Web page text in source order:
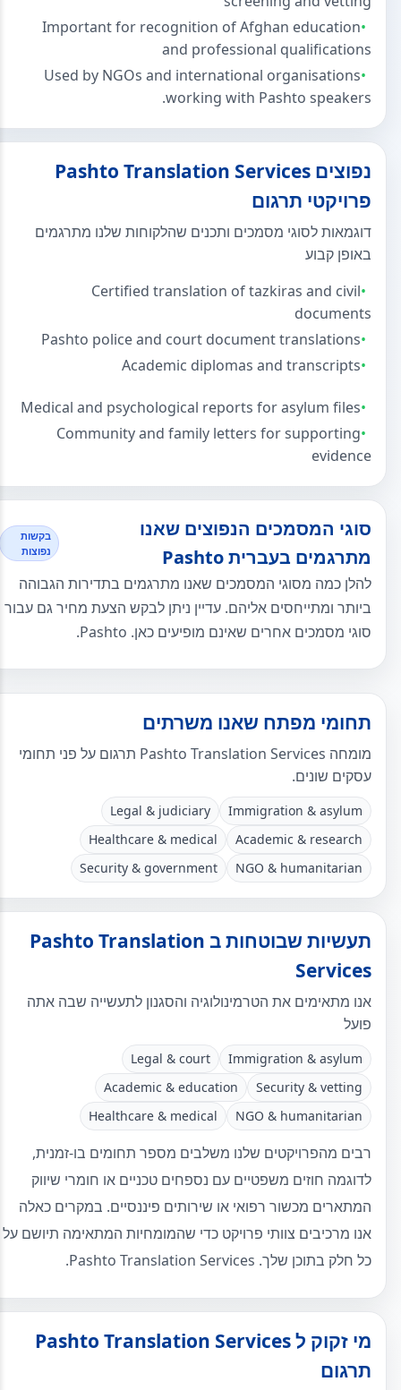
Important for recognition of Afghan education
and professional qualifications
Used by NGOs and international organisations
working with Pashto speakers.
נפוצים Pashto Translation Services
פרויקטי תרגום
דוגמאות לסוגי מסמכים ותכנים שהלקוחות שלנו מתרגמים
באופן קבוע
Certified translation of tazkiras and civil
documents
Pashto police and court document translations
Academic diplomas and transcripts
Medical and psychological reports for asylum files
Community and family letters for supporting
evidence
סוגי המסמכים הנפוצים שאנו
מתרגמים בעברית Pashto
בקשות
נפוצות
להלן כמה מסוגי המסמכים שאנו מתרגמים בתדירות הגבוהה
ביותר ומתייחסים אליהם. עדיין ניתן לבקש הצעת מחיר גם עבור
סוגי מסמכים אחרים שאינם מופיעים כאן. Pashto.
תחומי מפתח שאנו משרתים
מומחה Pashto Translation Services תרגום על פני תחומי
עסקים שונים.
Immigration & asylum
Legal & judiciary
Academic & research
Healthcare & medical
NGO & humanitarian
Security & government
תעשיות שבוטחות ב Pashto Translation
Services
אנו מתאימים את הטרמינולוגיה והסגנון לתעשייה שבה אתה
פועל
Immigration & asylum
Legal & court
Security & vetting
Academic & education
NGO & humanitarian
Healthcare & medical
רבים מהפרויקטים שלנו משלבים מספר תחומים בו-זמנית,
לדוגמה חוזים משפטיים עם נספחים טכניים או חומרי שיווק
המתארים מכשור רפואי או שירותים פיננסיים. במקרים כאלה
אנו מרכיבים צוותי פרויקט כדי שהמומחיות המתאימה תיושם על
כל חלק בתוכן שלך. Pashto Translation Services.
מי זקוק ל Pashto Translation Services
תרגום